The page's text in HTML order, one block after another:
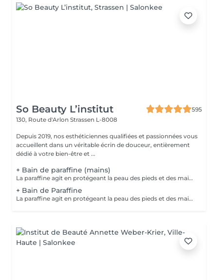
So Beauty L’institut
595
130, Route d'Arlon Strassen L-8008
Depuis 2019, nos esthéticiennes qualifiées et passionnées vous
accueillent dans un véritable écrin de douceur, entièrement
dédié à votre bien-être et ...
+ Bain de paraffine (mains)
La paraffine agit en protégeant la peau des pieds et des mains contre les agressions extérieures. Sa capacité de rétention d'eau favorise l'hydratation de la peau. Le traitement à la paraffine est idéal pour avoir des membres lisses. En effet, ce produit procure un effet rajeunissant à la peau, en plus de l'adoucir. Ce traitement est ainsi surtout recommandé à toute personne ayant la peau sèche.
+ Bain de Paraffine
La paraffine agit en protégeant la peau des pieds et des mains contre les agressions extérieures. Sa capacité de rétention d'eau favorise l'hydratation de la peau. Le traitement à la paraffine est idéal pour avoir des membres lisses. En effet, ce produit procure un effet rajeunissant à la peau, en plus de l'adoucir. Ce traitement est ainsi surtout recommandé à toute personne ayant la peau sèche.